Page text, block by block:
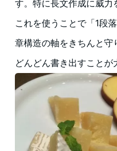
す。特に長文作成に威力
これを使うことで「1段
章構造の軸をきちんと守
どんどん書き出すことが